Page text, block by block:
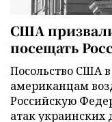
США
посещать
Посольство США
американцам
Российскую
атак украинских